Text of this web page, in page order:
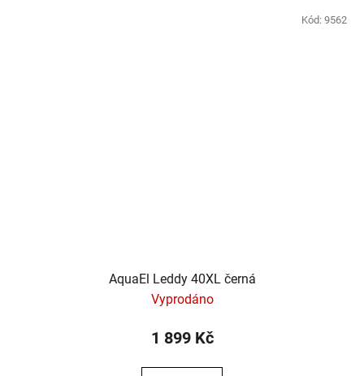
AquaEl Leddy 40XL černá
Vyprodáno
1 899 Kč
Kód: 9562